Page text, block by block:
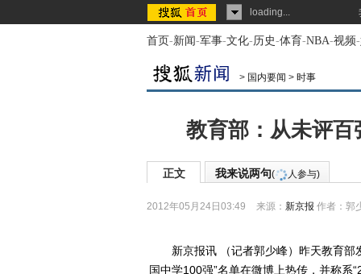
loading...
首页-新闻-军事-文化-历史-体育-NBA-视频-
> 国内要闻 > 时事
教育部：从未评
正文 我来说两句( 人参与)
2012年05月24日03:49 来源： 新京报 作者：郭
新京报讯 （记者郭少峰）昨天教育部
国中学100强”名单在微博上热传，并称系